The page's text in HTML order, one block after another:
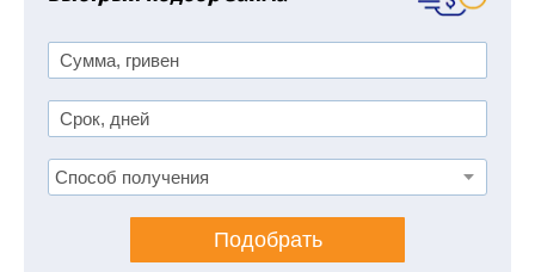
Подобрать